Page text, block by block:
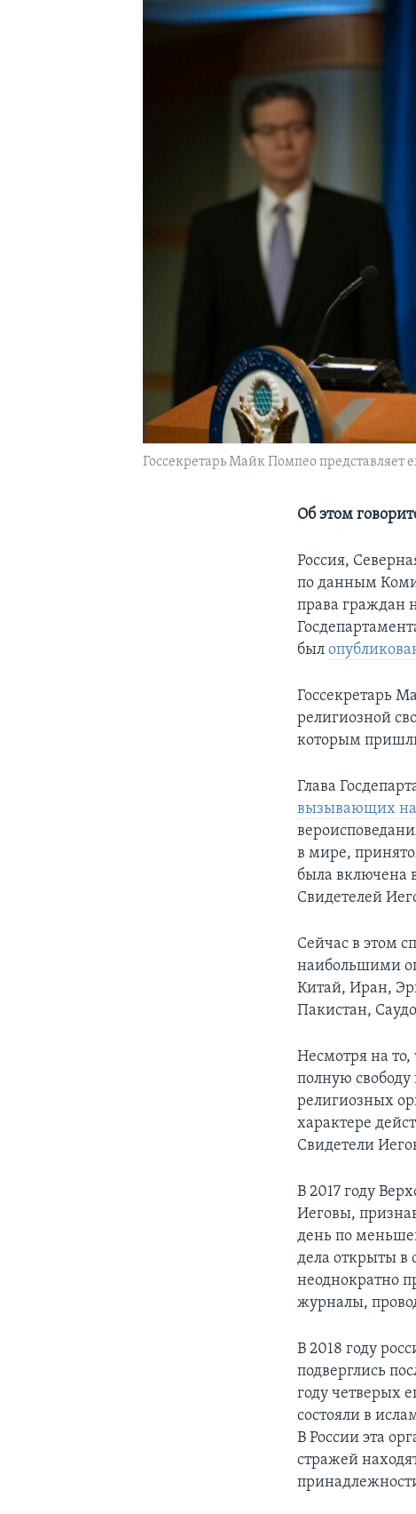
Госсекретарь Майк Помпео представляет
Об этом
Россия,
по данным
права граждан
был
Госсекретарь
религиозной
которым
Глава
вызывающих
в мире,
была включена
Свидетелей
Сейчас в этом
наибольшими
Китай, Иран,
Пакистан,
Несмотря на то,
полную свободу
религиозных
характере
Свидетели
В 2017 году
Иеговы,
день по
дела открыты в
неоднократно
журналы,
В 2018 году
подверглись
году четверых
состояли в
В России эта
стражей